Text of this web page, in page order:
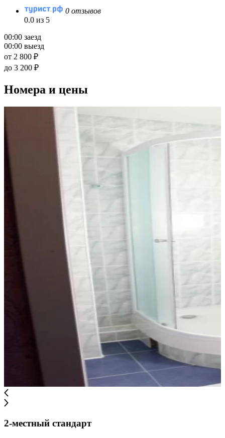
0 отзывов
0.0 из 5
00:00 заезд
00:00 выезд
от 2 800 ₽
до 3 200 ₽
Номера и цены
2-местный стандарт